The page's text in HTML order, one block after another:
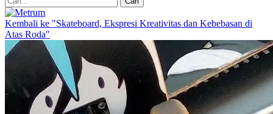
Kembali ke "Skateboard, Ekspresi Kreativitas dan Kebebasan di
Atas Roda"